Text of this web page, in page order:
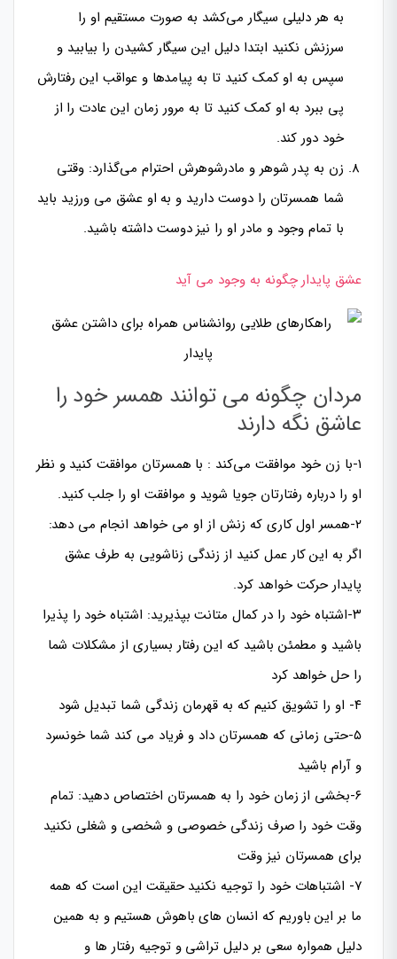
به هر دلیلی سیگار می‌کشد به صورت مستقیم او را
سرزنش نکنید ابتدا دلیل این سیگار کشیدن را بیابید و
سپس به او کمک کنید تا به پیامدها و عواقب این رفتارش
پی ببرد به او کمک کنید تا به مرور زمان این عادت را از
خود دور کند.
زن به پدر شوهر و مادرشوهرش احترام می‌گذارد: وقتی
شما همسرتان را دوست دارید و به او عشق می ورزید باید
با تمام وجود و مادر او را نیز دوست داشته باشید.
عشق پایدار چگونه به وجود می آید
مردان چگونه می توانند همسر خود را
عاشق نگه دارند
۱-با زن خود موافقت می‌کند : با همسرتان موافقت کنید و نظر
او را درباره رفتارتان جویا شوید و موافقت او را جلب کنید.
۲-همسر اول کاری که زنش از او می خواهد انجام می دهد:
اگر به این کار عمل کنید از زندگی زناشویی به طرف عشق
پایدار حرکت خواهد کرد.
۳-اشتباه خود را در کمال متانت بپذیرید: اشتباه خود را پذیرا
باشید و مطمئن باشید که این رفتار بسیاری از مشکلات شما
را حل خواهد کرد
۴- او را تشویق کنیم که به قهرمان زندگی شما تبدیل شود
۵-حتی زمانی که همسرتان داد و فریاد می کند شما خونسرد
و آرام باشید
۶-بخشی از زمان خود را به همسرتان اختصاص دهید: تمام
وقت خود را صرف زندگی خصوصی و شخصی و شغلی نکنید
برای همسرتان نیز وقت
۷- اشتباهات خود را توجیه نکنید حقیقت این است که همه
ما بر این باوریم که انسان های باهوش هستیم و به همین
دلیل همواره سعی بر دلیل تراشی و توجیه رفتار ها و